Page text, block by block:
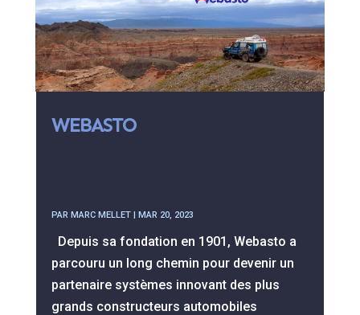
WEBASTO
PAR MARC MELLET| MAR 20, 2023
Depuis sa fondation en 1901, Webasto a
parcouru un long chemin pour devenir un
partenaire systèmes innovant des plus
grands constructeurs automobiles